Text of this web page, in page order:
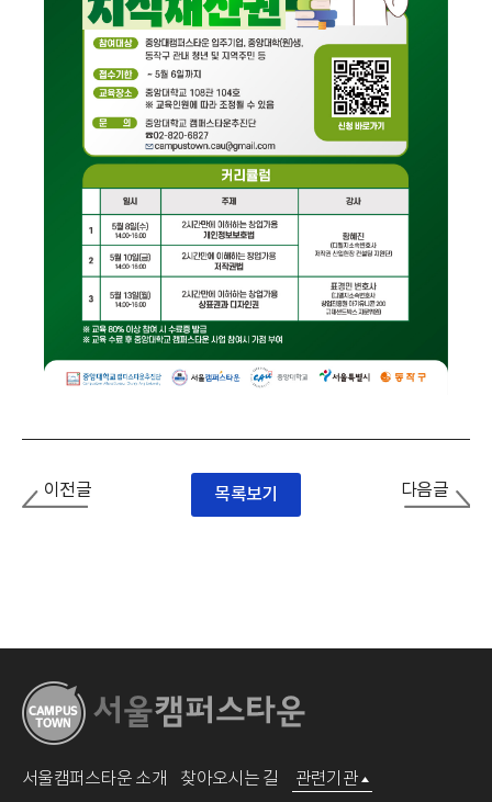
이전글 목록보기 다음글
서울캠퍼스타운 소개 찾아오시는 길
관련기관